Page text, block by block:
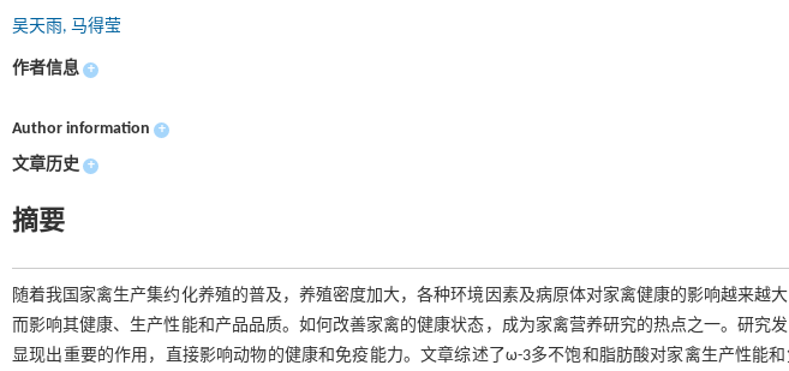
吴天雨, 马得莹
作者信息 +
Author information +
文章历史 +
摘要
随着我国家禽生产集约化养殖的普及，养殖密度加大，各种环境因素及病原体对家禽健康的影响越来越
而影响其健康、生产性能和产品品质。如何改善家禽的健康状态，成为家禽营养研究的热点之一。研究
显现出重要的作用，直接影响动物的健康和免疫能力。文章综述了ω-3多不饱和脂肪酸对家禽生产性能